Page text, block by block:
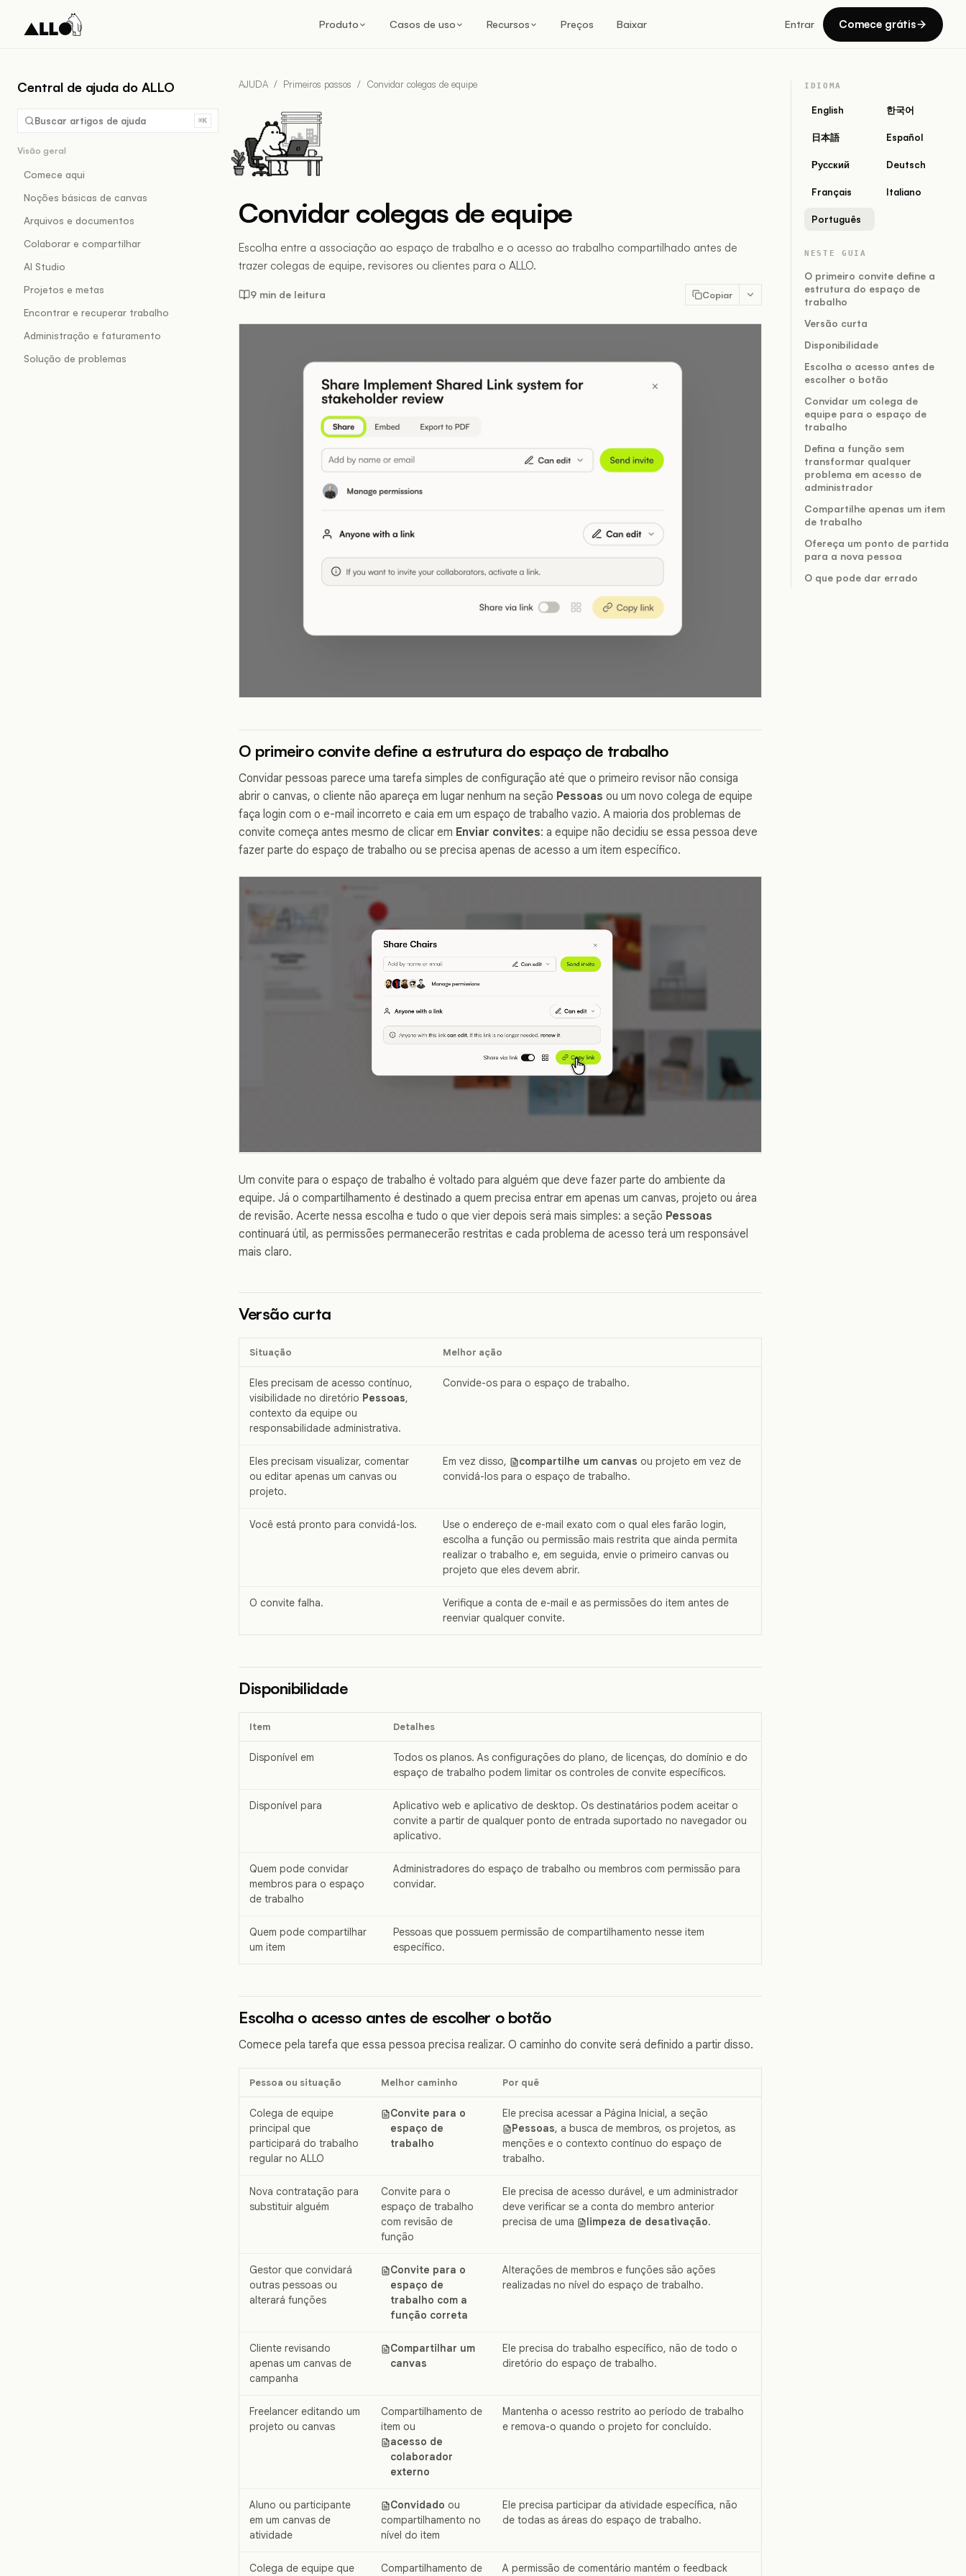
Produto Casos de uso Recursos Preços Baixar Entrar Comece grátis
Central de ajuda do ALLO
Buscar artigos de ajuda ⌘K
Visão geral
Comece aqui
Noções básicas de canvas
Arquivos e documentos
Colaborar e compartilhar
AI Studio
Projetos e metas
Encontrar e recuperar trabalho
Administração e faturamento
Solução de problemas
AJUDA / Primeiros passos / Convidar colegas de equipe
Convidar colegas de equipe
Escolha entre a associação ao espaço de trabalho e o acesso ao trabalho compartilhado antes de
trazer colegas de equipe, revisores ou clientes para o ALLO.
9 min de leitura Copiar
O primeiro convite define a estrutura do espaço de trabalho
Convidar pessoas parece uma tarefa simples de configuração até que o primeiro revisor não consiga
abrir o canvas, o cliente não apareça em lugar nenhum na seção Pessoas ou um novo colega de equipe
faça login com o e-mail incorreto e caia em um espaço de trabalho vazio. A maioria dos problemas de
convite começa antes mesmo de clicar em Enviar convites: a equipe não decidiu se essa pessoa deve
fazer parte do espaço de trabalho ou se precisa apenas de acesso a um item específico.
Um convite para o espaço de trabalho é voltado para alguém que deve fazer parte do ambiente da
equipe. Já o compartilhamento é destinado a quem precisa entrar em apenas um canvas, projeto ou área
de revisão. Acerte nessa escolha e tudo o que vier depois será mais simples: a seção Pessoas
continuará útil, as permissões permanecerão restritas e cada problema de acesso terá um responsável
mais claro.
Versão curta
Situação Melhor ação
Eles precisam de acesso contínuo,
visibilidade no diretório Pessoas,
contexto da equipe ou
responsabilidade administrativa.
Convide-os para o espaço de trabalho.
Eles precisam visualizar, comentar
ou editar apenas um canvas ou
projeto.
Em vez disso, compartilhe um canvas ou projeto em vez de
convidá-los para o espaço de trabalho.
Você está pronto para convidá-los.
Use o endereço de e-mail exato com o qual eles farão login,
escolha a função ou permissão mais restrita que ainda permita
realizar o trabalho e, em seguida, envie o primeiro canvas ou
projeto que eles devem abrir.
O convite falha.
Verifique a conta de e-mail e as permissões do item antes de
reenviar qualquer convite.
Disponibilidade
Item Detalhes
Disponível em
Todos os planos. As configurações do plano, de licenças, do domínio e do
espaço de trabalho podem limitar os controles de convite específicos.
Disponível para
Aplicativo web e aplicativo de desktop. Os destinatários podem aceitar o
convite a partir de qualquer ponto de entrada suportado no navegador ou
aplicativo.
Quem pode convidar
membros para o espaço
de trabalho
Administradores do espaço de trabalho ou membros com permissão para
convidar.
Quem pode compartilhar
um item
Pessoas que possuem permissão de compartilhamento nesse item
específico.
Escolha o acesso antes de escolher o botão
Comece pela tarefa que essa pessoa precisa realizar. O caminho do convite será definido a partir disso.
Pessoa ou situação Melhor caminho Por quê
Colega de equipe
principal que
participará do trabalho
regular no ALLO
Convite para o
espaço de
trabalho
Ele precisa acessar a Página Inicial, a seção
Pessoas, a busca de membros, os projetos, as
menções e o contexto contínuo do espaço de
trabalho.
Nova contratação para
substituir alguém
Convite para o
espaço de trabalho
com revisão de
função
Ele precisa de acesso durável, e um administrador
deve verificar se a conta do membro anterior
precisa de uma
limpeza de desativação.
Gestor que convidará
outras pessoas ou
alterará funções
Convite para o
espaço de
trabalho com a
função correta
Alterações de membros e funções são ações
realizadas no nível do espaço de trabalho.
Cliente revisando
apenas um canvas de
campanha
Compartilhar um
canvas
Ele precisa do trabalho específico, não de todo o
diretório do espaço de trabalho.
Freelancer editando um
projeto ou canvas
Compartilhamento de
item ou
acesso de
colaborador
externo
Mantenha o acesso restrito ao período de trabalho
e remova-o quando o projeto for concluído.
Aluno ou participante
em um canvas de
atividade
Convidado ou
compartilhamento no
nível do item
Ele precisa participar da atividade específica, não
de todas as áreas do espaço de trabalho.
Colega de equipe que Compartilhamento de A permissão de comentário mantém o feedback
IDIOMA
English 한국어
日本語 Español
Русский Deutsch
Français Italiano
Português
NESTE GUIA
O primeiro convite define a
estrutura do espaço de
trabalho
Versão curta
Disponibilidade
Escolha o acesso antes de
escolher o botão
Convidar um colega de
equipe para o espaço de
trabalho
Defina a função sem
transformar qualquer
problema em acesso de
administrador
Compartilhe apenas um item
de trabalho
Ofereça um ponto de partida
para a nova pessoa
O que pode dar errado